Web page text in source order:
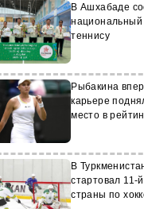
В Ашхабаде
национальный
теннису
Рыбакина
карьере
место в
В
стартовал 11-
страны по